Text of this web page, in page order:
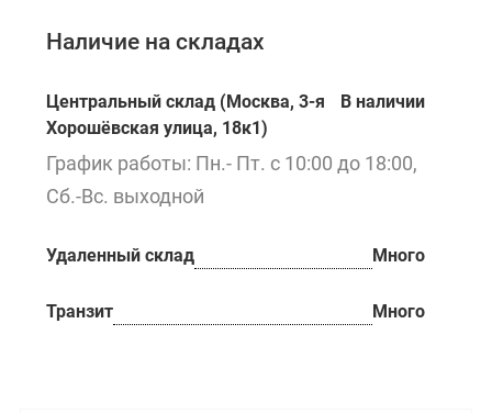
Наличие на складах
Центральный склад (Москва, 3-я
Хорошёвская улица, 18к1)
В наличии
График работы: Пн.- Пт. с 10:00 до 18:00,
Сб.-Вс. выходной
Удаленный склад Много
Транзит Много